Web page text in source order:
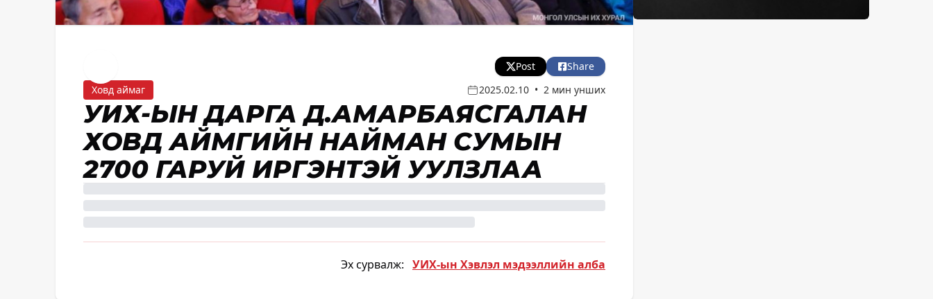
Post
Share
Ховд аймаг
2025.02.10 • 2 мин унших
УИХ-ЫН ДАРГА Д.АМАРБАЯСГАЛАН
ХОВД АЙМГИЙН НАЙМАН СУМЫН
2700 ГАРУЙ ИРГЭНТЭЙ УУЛЗЛАА
Эх сурвалж: УИХ-ын Хэвлэл мэдээллийн алба